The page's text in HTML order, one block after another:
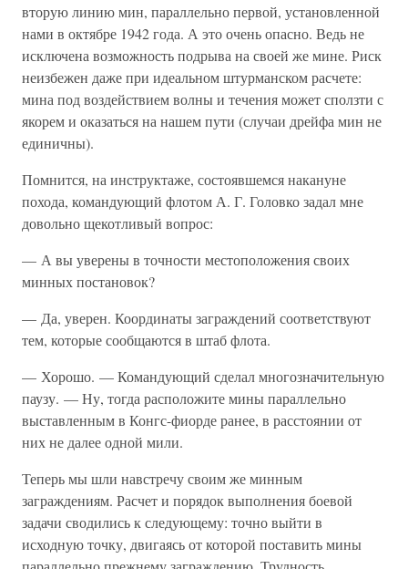
вторую линию мин, параллельно первой, установленной
нами в октябре 1942 года. А это очень опасно. Ведь не
исключена возможность подрыва на своей же мине. Риск
неизбежен даже при идеальном штурманском расчете:
мина под воздействием волны и течения может сползти с
якорем и оказаться на нашем пути (случаи дрейфа мин не
единичны).
Помнится, на инструктаже, состоявшемся накануне
похода, командующий флотом А. Г. Головко задал мне
довольно щекотливый вопрос:
— А вы уверены в точности местоположения своих
минных постановок?
— Да, уверен. Координаты заграждений соответствуют
тем, которые сообщаются в штаб флота.
— Хорошо. — Командующий сделал многозначительную
паузу. — Ну, тогда расположите мины параллельно
выставленным в Конгс-фиорде ранее, в расстоянии от
них не далее одной мили.
Теперь мы шли навстречу своим же минным
заграждениям. Расчет и порядок выполнения боевой
задачи сводились к следующему: точно выйти в
исходную точку, двигаясь от которой поставить мины